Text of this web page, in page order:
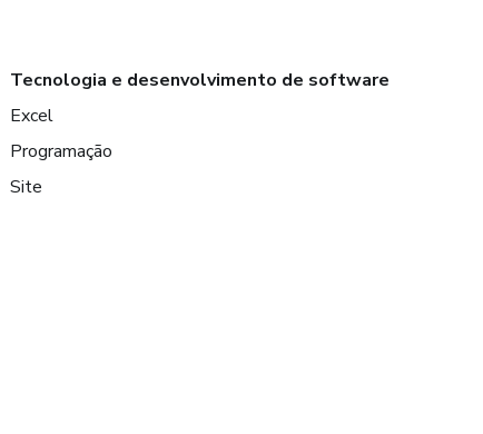
Tecnologia e desenvolvimento de software
Excel
Programação
Site